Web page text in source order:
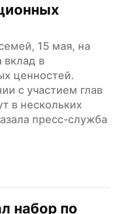
15 мая, на
вклад в
ценностей.
с участием глав
в нескольких
пресс-служба
набор по